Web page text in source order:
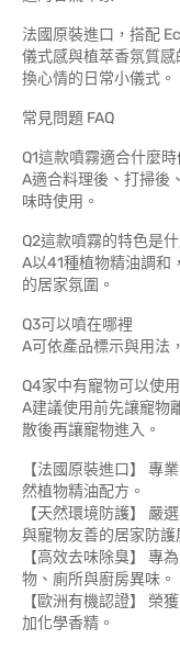
法國原裝進口，搭配
儀式感與植萃香氛質
換心情的日常小儀式。
常見問題 FAQ
Q1這款噴霧適合什麼時
A適合料理後、打掃後
味時使用。
Q2這款噴霧的特色是
A以41種植物精油調和
的居家氛圍。
Q3可以噴在哪裡
A可依產品標示與用法
Q4家中有寵物可以使
A建議使用前先讓寵物
散後再讓寵物進入。
【法國原裝進口】 專
然植物精油配方。
【天然環境防護】 嚴
與寵物友善的居家防護
【高效去味除臭】 專
物、廁所與廚房異味。
【歐洲有機認證】 榮
加化學香精。